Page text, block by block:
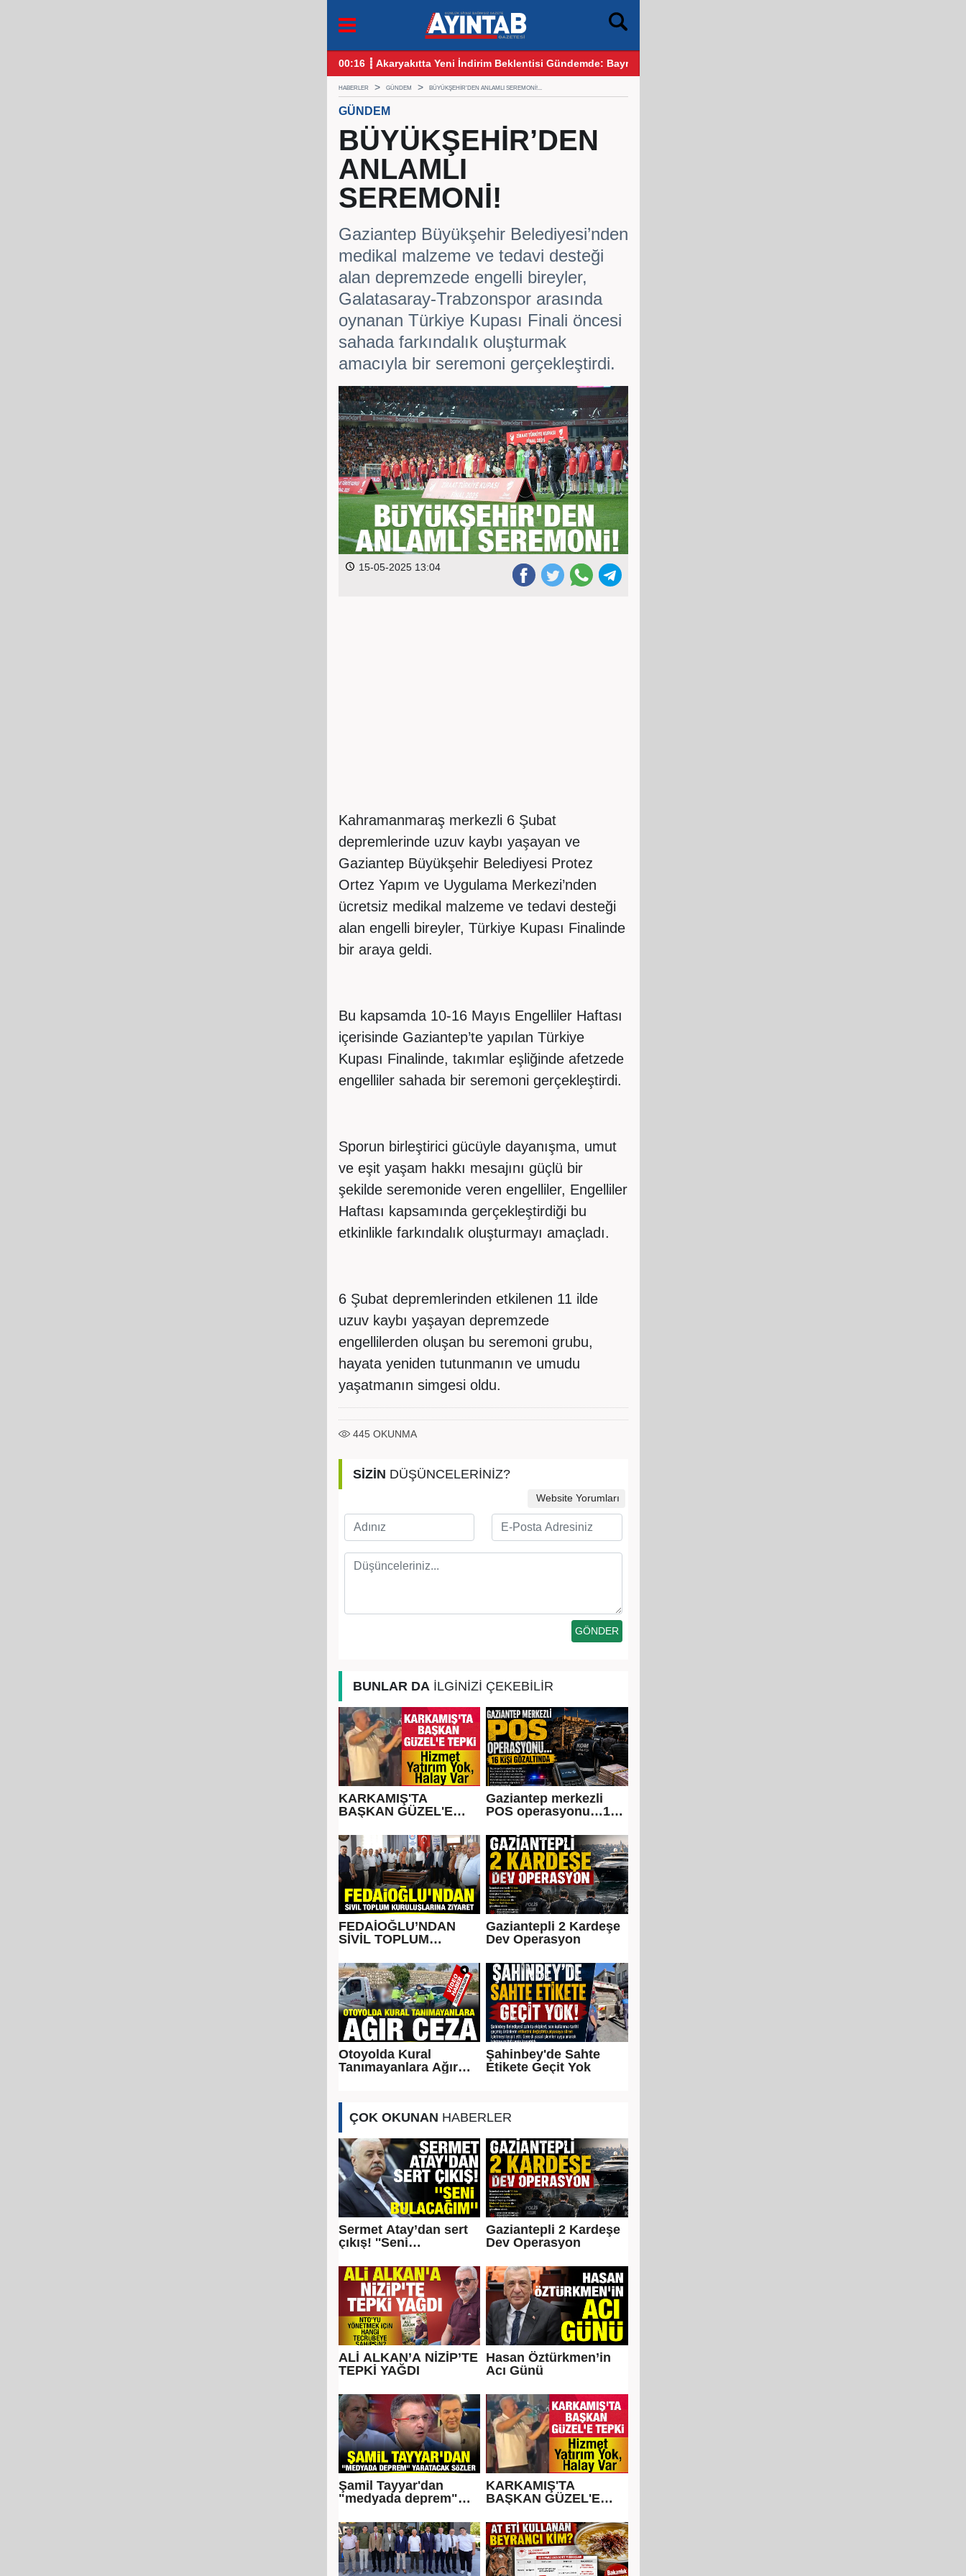
00:16 ┋ Akaryakıtta Yeni İndirim Beklentisi Gündemde: Bayram Öncesi Gözler Benzin ve Motorinde12:25 ┋ CHP Gaziantep Karıştı: Ankara’dan Gelen Kulis Bilgileri Gündem Yarattı! Vakkas Acar Gidiyor mu?
09:58 ┋ Gaziantep’te Dikkat Çeken Olay: Yüklü Para Zabıtaya Teslim
HABERLER GÜNDEM BÜYÜKŞEHİR’DEN ANLAMLI SEREMONİ!...
GÜNDEM
BÜYÜKŞEHİR’DEN
ANLAMLI
SEREMONİ!
Gaziantep Büyükşehir Belediyesi’nden
medikal malzeme ve tedavi desteği
alan depremzede engelli bireyler,
Galatasaray-Trabzonspor arasında
oynanan Türkiye Kupası Finali öncesi
sahada farkındalık oluşturmak
amacıyla bir seremoni gerçekleştirdi.
15-05-2025 13:04
Kahramanmaraş merkezli 6 Şubat
depremlerinde uzuv kaybı yaşayan ve
Gaziantep Büyükşehir Belediyesi Protez
Ortez Yapım ve Uygulama Merkezi’nden
ücretsiz medikal malzeme ve tedavi desteği
alan engelli bireyler, Türkiye Kupası Finalinde
bir araya geldi.
Bu kapsamda 10-16 Mayıs Engelliler Haftası
içerisinde Gaziantep’te yapılan Türkiye
Kupası Finalinde, takımlar eşliğinde afetzede
engelliler sahada bir seremoni gerçekleştirdi.
Sporun birleştirici gücüyle dayanışma, umut
ve eşit yaşam hakkı mesajını güçlü bir
şekilde seremonide veren engelliler, Engelliler
Haftası kapsamında gerçekleştirdiği bu
etkinlikle farkındalık oluşturmayı amaçladı.
6 Şubat depremlerinden etkilenen 11 ilde
uzuv kaybı yaşayan depremzede
engellilerden oluşan bu seremoni grubu,
hayata yeniden tutunmanın ve umudu
yaşatmanın simgesi oldu.
445 OKUNMA
SİZİN DÜŞÜNCELERİNİZ?
Website Yorumları
BUNLAR DAİLGİNİZİ ÇEKEBİLİR
KARKAMIŞ'TA
BAŞKAN GÜZEL'E
Yok, Halay Var
Gaziantep merkezli
POS operasyonu…16
FEDAİOĞLU’NDAN
SİVİL TOPLUM
ZİYARET
Gaziantepli 2 Kardeşe
Dev Operasyon
Otoyolda Kural
Tanımayanlara Ağır
Şahinbey'de Sahte
Etikete Geçit Yok
ÇOK OKUNAN HABERLER
Sermet Atay’dan sert
çıkış! ''Seni
Gaziantepli 2 Kardeşe
Dev Operasyon
ALİ ALKAN’A NİZİP’TE
TEPKİ YAĞDI
Hasan Öztürkmen’in
Acı Günü
Şamil Tayyar'dan
"medyada deprem"
KARKAMIŞ'TA
BAŞKAN GÜZEL'E
Yok, Halay Var